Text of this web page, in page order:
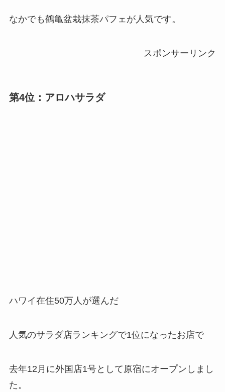
なかでも鶴亀盆栽抹茶パフェが人気です。
スポンサーリンク
第4位：アロハサラダ
ハワイ在住50万人が選んだ
人気のサラダ店ランキングで1位になったお店で
去年12月に外国店1号として原宿にオープンしまし
た。